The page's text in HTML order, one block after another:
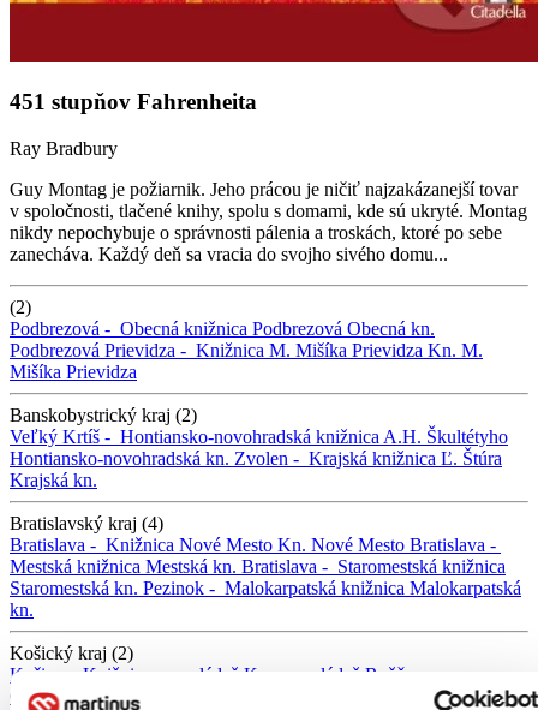
451 stupňov Fahrenheita
Ray Bradbury
Guy Montag je požiarnik. Jeho prácou je ničiť najzakázanejší tovar
v spoločnosti, tlačené knihy, spolu s domami, kde sú ukryté. Montag
nikdy nepochybuje o správnosti pálenia a troskách, ktoré po sebe
zanecháva. Každý deň sa vracia do svojho sivého domu...
(2)
Podbrezová - Obecná knižnica Podbrezová Obecná kn.
Podbrezová Prievidza - Knižnica M. Mišíka Prievidza Kn. M.
Mišíka Prievidza
Banskobystrický kraj (2)
Veľký Krtíš - Hontiansko-novohradská knižnica A.H. Škultétyho
Hontiansko-novohradská kn. Zvolen - Krajská knižnica Ľ. Štúra
Krajská kn.
Bratislavský kraj (4)
Bratislava - Knižnica Nové Mesto Kn. Nové Mesto Bratislava -
Mestská knižnica Mestská kn. Bratislava - Staromestská knižnica
Staromestská kn. Pezinok - Malokarpatská knižnica Malokarpatská
kn.
Košický kraj (2)
Košice - Knižnica pre mládež Kn. pre mládež Rožňava -
Gemerská knižnica P. Dobšinského